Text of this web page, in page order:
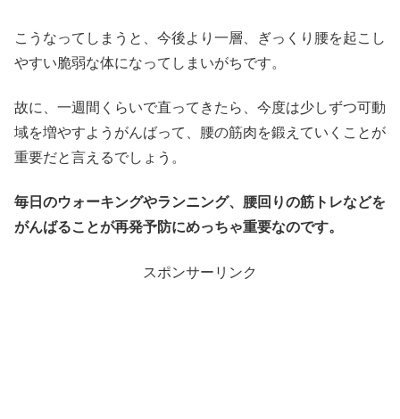
こうなってしまうと、今後より一層、ぎっくり腰を起こし
やすい脆弱な体になってしまいがちです。
故に、一週間くらいで直ってきたら、今度は少しずつ可動
域を増やすようがんばって、腰の筋肉を鍛えていくことが
重要だと言えるでしょう。
毎日のウォーキングやランニング、腰回りの筋トレなどを
がんばることが再発予防にめっちゃ重要なのです。
スポンサーリンク